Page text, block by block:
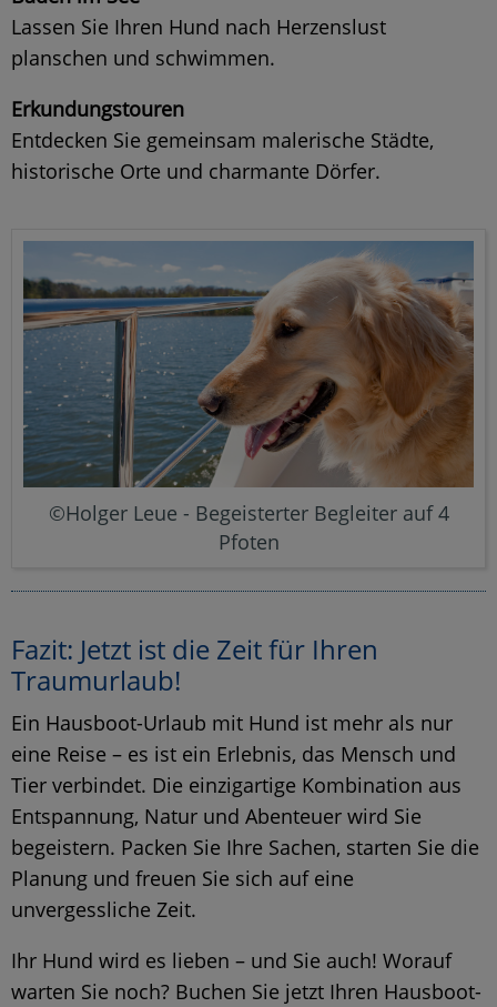
Lassen Sie Ihren Hund nach Herzenslust
planschen und schwimmen.
Erkundungstouren
Entdecken Sie gemeinsam malerische Städte,
historische Orte und charmante Dörfer.
©Holger Leue - Begeisterter Begleiter auf 4
Pfoten
Fazit: Jetzt ist die Zeit für Ihren
Traumurlaub!
Ein Hausboot-Urlaub mit Hund ist mehr als nur
eine Reise – es ist ein Erlebnis, das Mensch und
Tier verbindet. Die einzigartige Kombination aus
Entspannung, Natur und Abenteuer wird Sie
begeistern. Packen Sie Ihre Sachen, starten Sie die
Planung und freuen Sie sich auf eine
unvergessliche Zeit.
Ihr Hund wird es lieben – und Sie auch! Worauf
warten Sie noch? Buchen Sie jetzt Ihren Hausboot-